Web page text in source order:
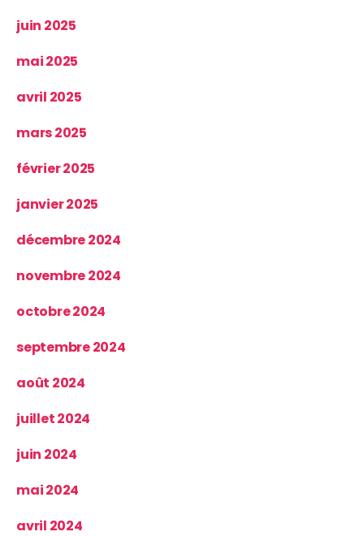
juin 2025
mai 2025
avril 2025
mars 2025
février 2025
janvier 2025
décembre 2024
novembre 2024
octobre 2024
septembre 2024
août 2024
juillet 2024
juin 2024
mai 2024
avril 2024